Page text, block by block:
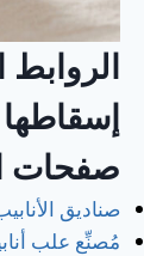
الروابط
صفحات
صناديق
مُصنِّع علب